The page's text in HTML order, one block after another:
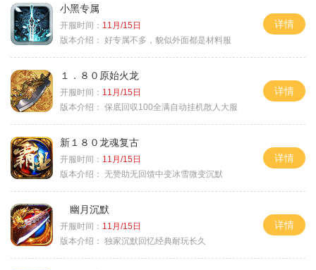
小黑专属
开服时间： 11月/15日
版本介绍： 好专属不多，貌似外面都是材料服
详情
１．８０原始火龙
开服时间： 11月/15日
版本介绍： 保底回収100全满自动挂机散人大服
详情
新１８０龙魂复古
开服时间： 11月/15日
版本介绍： 无赞助无回馈中变冰雪微变沉默
详情
幽月沉默
开服时间： 11月/15日
版本介绍： 独家沉默回忆经典耐玩长久
详情